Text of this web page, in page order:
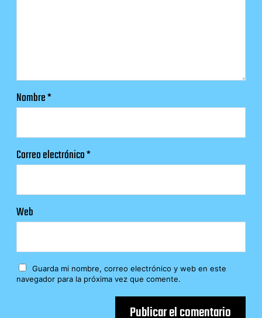
Nombre*
Correo electrónico*
Web
Guarda mi nombre, correo electrónico y web en este
navegador para la próxima vez que comente.